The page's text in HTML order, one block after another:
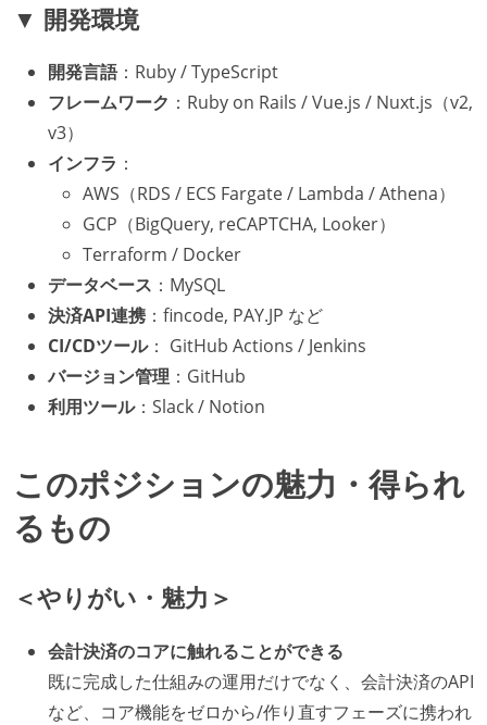
▼ 開発環境
開発言語：Ruby / TypeScript
フレームワーク ：Ruby on Rails / Vue.js / Nuxt.js（v2,
v3）
インフラ ：
AWS（RDS / ECS Fargate / Lambda / Athena）
GCP（BigQuery, reCAPTCHA, Looker）
Terraform / Docker
データベース ：MySQL
決済API連携 ：fincode, PAY.JP など
CI/CDツール： GitHub Actions / Jenkins
バージョン管理 ：GitHub
利用ツール：Slack / Notion
このポジションの魅力・得られ
るもの
＜やりがい・魅力＞
会計決済のコアに触れることができる
既に完成した仕組みの運用だけでなく、会計決済のAPI
など、コア機能をゼロから/作り直すフェーズに携われ